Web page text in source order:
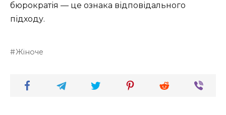
бюрократія — це ознака відповідального
підходу.
Жіноче